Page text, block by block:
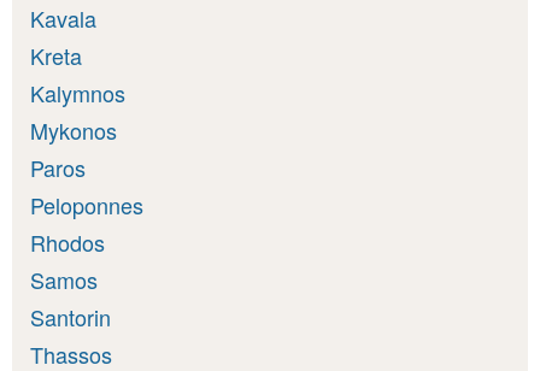
Kavala
Kreta
Kalymnos
Mykonos
Paros
Peloponnes
Rhodos
Samos
Santorin
Thassos